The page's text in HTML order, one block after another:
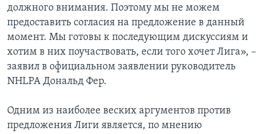
должного внимания. Поэтому мы не можем
предоставить согласия на предложение в данный
момент. Мы готовы к последующим дискуссиям и
хотим в них поучаствовать, если того хочет Лига», –
заявил в официальном заявлении руководитель
NHLPA Дональд Фер.
Одним из наиболее веских аргументов против
предложения Лиги является, по мнению